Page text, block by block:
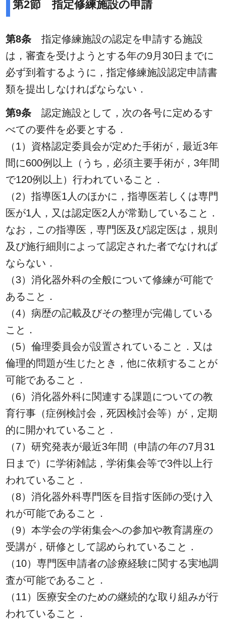
第2節 指定修練施設の申請
第8条 指定修練施設の認定を申請する施設
は，審査を受けようとする年の9月30日までに
必ず到着するように，指定修練施設認定申請書
類を提出しなければならない．
第9条 認定施設として，次の各号に定めるす
べての要件を必要とする．
（1）資格認定委員会が定めた手術が，最近3年
間に600例以上（うち，必須主要手術が，3年間
で120例以上）行われていること．
（2）指導医1人のほかに，指導医若しくは専門
医が1人，又は認定医2人が常勤していること．
なお，この指導医，専門医及び認定医は，規則
及び施行細則によって認定された者でなければ
ならない．
（3）消化器外科の全般について修練が可能で
あること．
（4）病歴の記載及びその整理が完備している
こと．
（5）倫理委員会が設置されていること．又は
倫理的問題が生じたとき，他に依頼することが
可能であること．
（6）消化器外科に関連する課題についての教
育行事（症例検討会，死因検討会等）が，定期
的に開かれていること．
（7）研究発表が最近3年間（申請の年の7月31
日まで）に学術雑誌，学術集会等で3件以上行
われていること．
（8）消化器外科専門医を目指す医師の受け入
れが可能であること．
（9）本学会の学術集会への参加や教育講座の
受講が，研修として認められていること．
（10）専門医申請者の診療経験に関する実地調
査が可能であること．
（11）医療安全のための継続的な取り組みが行
われていること．